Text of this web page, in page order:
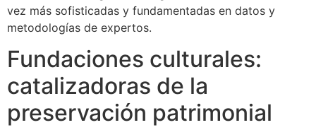
vez más sofisticadas y fundamentadas en datos y
metodologías de expertos.
Fundaciones culturales:
catalizadoras de la
preservación patrimonial